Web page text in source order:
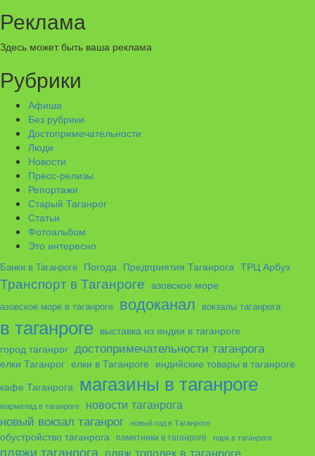
Реклама
Здесь может быть ваша реклама
Рубрики
Афиша
Без рубрики
Достопримечательности
Люди
Новости
Пресс-релизы
Репортажи
Старый Таганрог
Статьи
Фотоальбом
Это интересно
Банки в Таганроге Погода Предприятия Таганрога ТРЦ Арбуз
Транспорт в Таганроге азовское море
азовское море в таганроге водоканал вокзалы таганрога
в таганроге выставка из индии в таганроге
город таганрог достопримечательности таганрога
елки Таганрог елки в Таганроге индийские товары в таганроге
кафе Таганрога магазины в таганроге
мармелад в таганроге новости таганрога
новый вокзал таганрог новый год в Таганроге
обустройство таганрога памятники в таганроге парк в таганроге
пляжи таганрога пляж тополек в таганроге